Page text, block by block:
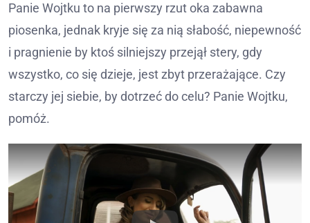
Panie Wojtku to na pierwszy rzut oka zabawna
piosenka, jednak kryje się za nią słabość, niepewność
i pragnienie by ktoś silniejszy przejął stery, gdy
wszystko, co się dzieje, jest zbyt przerażające. Czy
starczy jej siebie, by dotrzeć do celu? Panie Wojtku,
pomóż.